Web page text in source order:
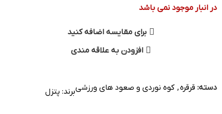
در انبار موجود نمی باشد
برای مقایسه اضافه کنید
افزودن به علاقه مندی
دسته: قرقره, کوه نوردی و صعود های ورزشیبرند: پتزل